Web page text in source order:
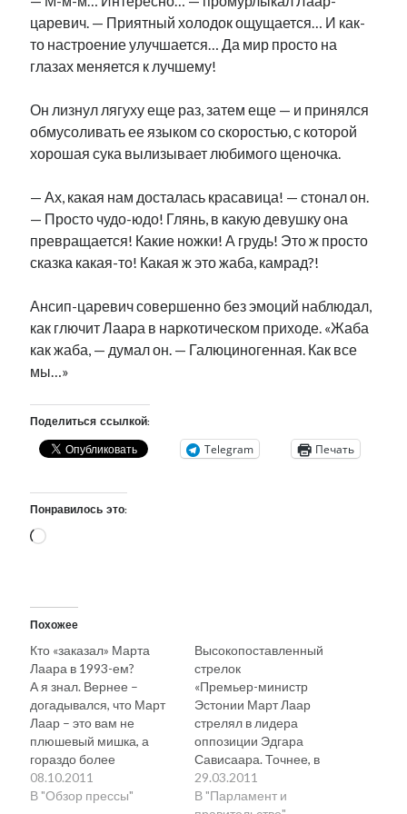
царевич. — Приятный холодок ощущается… И как-
то настроение улучшается… Да мир просто на
глазах меняется к лучшему!
Он лизнул лягуху еще раз, затем еще — и принялся
обмусоливать ее языком со скоростью, с которой
хорошая сука вылизывает любимого щеночка.
— Ах, какая нам досталась красавица! — стонал он.
— Просто чудо-юдо! Глянь, в какую девушку она
превращается! Какие ножки! А грудь! Это ж просто
сказка какая-то! Какая ж это жаба, камрад?!
Ансип-царевич совершенно без эмоций наблюдал,
как глючит Лаара в наркотическом приходе. «Жаба
как жаба, — думал он. — Галюциногенная. Как все
мы…»
Поделиться ссылкой:
Telegram Печать
Понравилось это:
Загрузка…
Похожее
Кто «заказал» Марта
Лаара в 1993-ем?
А я знал. Вернее –
догадывался, что Март
Лаар – это вам не
плюшевый мишка, а
гораздо более
серьезное явление. И
что нам всем еще
08.10.2011
В "Обзор прессы"
Высокопоставленный
стрелок
«Премьер-министр
Эстонии Март Лаар
стрелял в лидера
оппозиции Эдгара
Сависаара. Точнее, в
его портрет. Этот
скандальный факт
29.03.2011
В "Парламент и